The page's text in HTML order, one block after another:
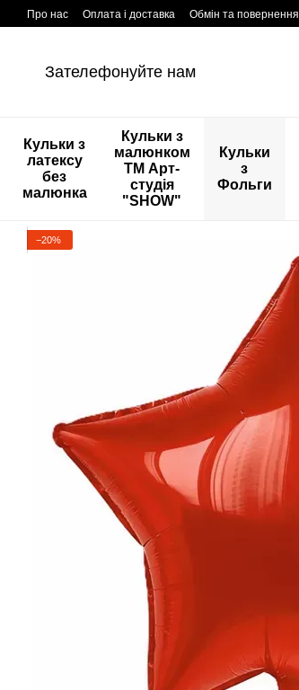
Перейти к основному контенту
Про нас Оплата і доставка Обмін та повернення
Зателефонуйте нам
Кульки з
латексу
без
малюнка
Кульки з
малюнком
ТМ Арт-
студія
"SHOW"
Кульки
з
Фольги
−20%